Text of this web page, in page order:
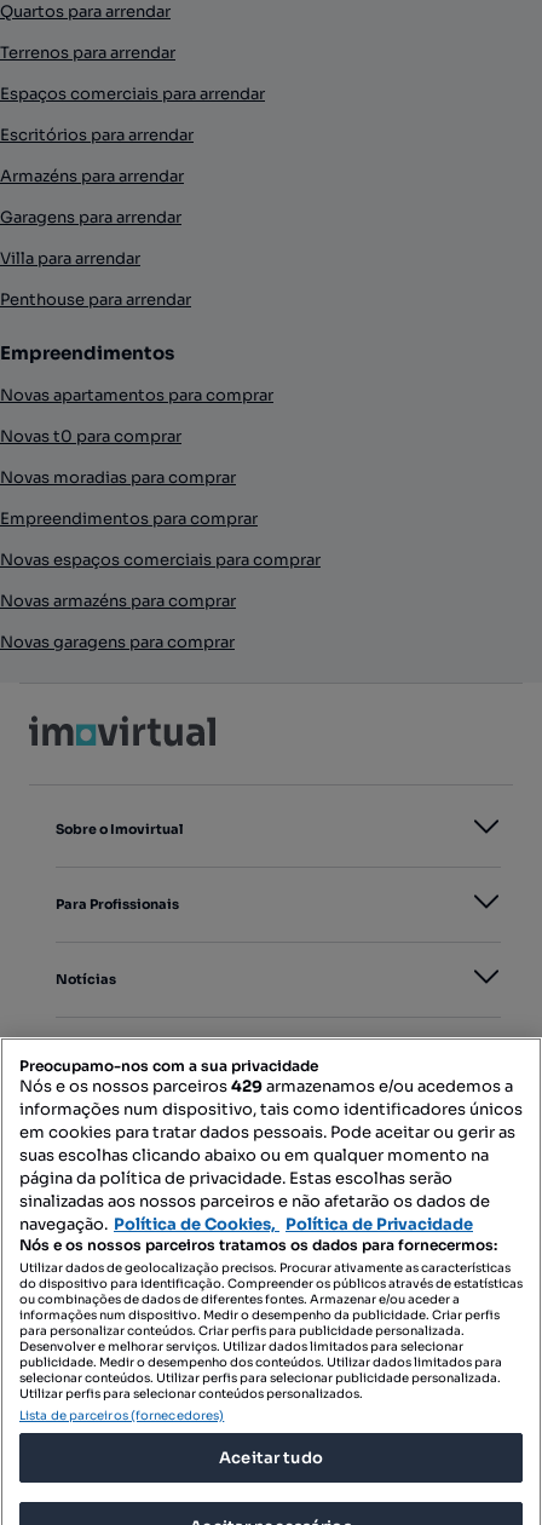
Quartos para arrendar
Terrenos para arrendar
Espaços comerciais para arrendar
Escritórios para arrendar
Armazéns para arrendar
Garagens para arrendar
Villa para arrendar
Penthouse para arrendar
Empreendimentos
Novas apartamentos para comprar
Novas t0 para comprar
Novas moradias para comprar
Empreendimentos para comprar
Novas espaços comerciais para comprar
Novas armazéns para comprar
Novas garagens para comprar
Sobre o Imovirtual
Para Profissionais
Notícias
Mapa do Site
Contacte-nos
SIGA-NOS:
DESCARREGAR NA:
Preocupamo-nos com a sua privacidade
Nós e os nossos parceiros429armazenamos e/ou acedemos a
informações num dispositivo, tais como identificadores únicos
em cookies para tratar dados pessoais. Pode aceitar ou gerir as
suas escolhas clicando abaixo ou em qualquer momento na
página da política de privacidade. Estas escolhas serão
sinalizadas aos nossos parceiros e não afetarão os dados de
navegação. Política de Cookies, Política de Privacidade
Nós e os nossos parceiros tratamos os dados para fornecermos:
Utilizar dados de geolocalização precisos. Procurar ativamente as características
do dispositivo para identificação. Compreender os públicos através de estatísticas
ou combinações de dados de diferentes fontes. Armazenar e/ou aceder a
informações num dispositivo. Medir o desempenho da publicidade. Criar perfis
para personalizar conteúdos. Criar perfis para publicidade personalizada.
Desenvolver e melhorar serviços. Utilizar dados limitados para selecionar
publicidade. Medir o desempenho dos conteúdos. Utilizar dados limitados para
selecionar conteúdos. Utilizar perfis para selecionar publicidade personalizada.
Utilizar perfis para selecionar conteúdos personalizados.
Lista de parceiros (fornecedores)
Aceitar tudo